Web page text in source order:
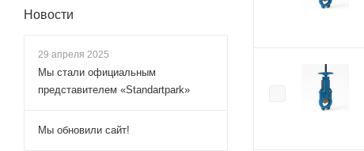
Новости
29 апреля 2025
Мы стали официальным
представителем «Standartpark»
Мы обновили сайт!